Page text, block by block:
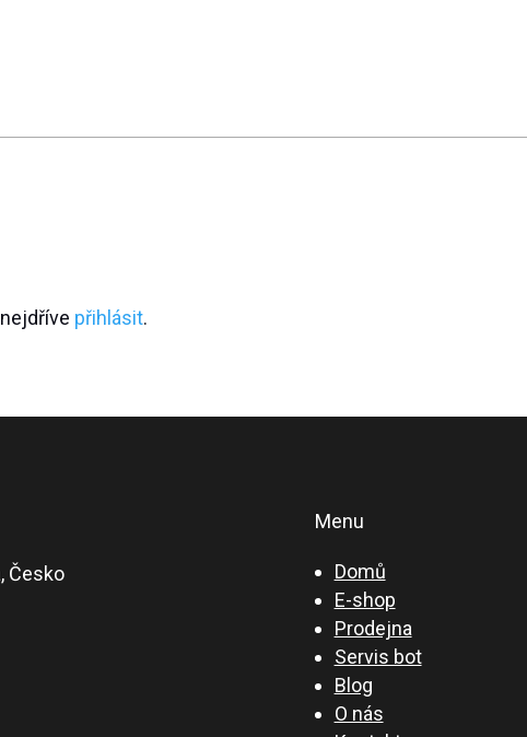
přihlásit.
Česko
Menu
Domů
E-shop
Prodejna
Servis bot
Blog
O nás